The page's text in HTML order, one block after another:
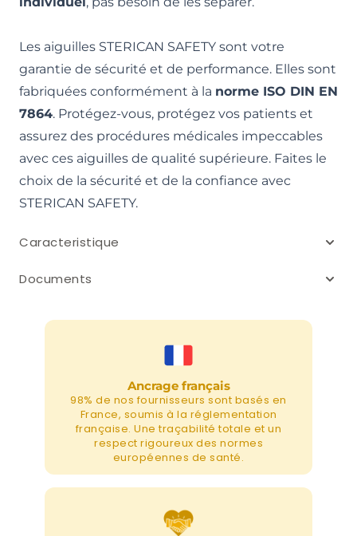
Les aiguilles STERICAN SAFETY sont votre
garantie de sécurité et de performance. Elles sont
fabriquées conformément à la norme ISO DIN EN
7864. Protégez-vous, protégez vos patients et
assurez des procédures médicales impeccables
avec ces aiguilles de qualité supérieure. Faites le
choix de la sécurité et de la confiance avec
STERICAN SAFETY.
Caracteristique
Documents
Ancrage français
98% de nos fournisseurs sont basés en
France, soumis à la réglementation
française. Une traçabilité totale et un
respect rigoureux des normes
européennes de santé.